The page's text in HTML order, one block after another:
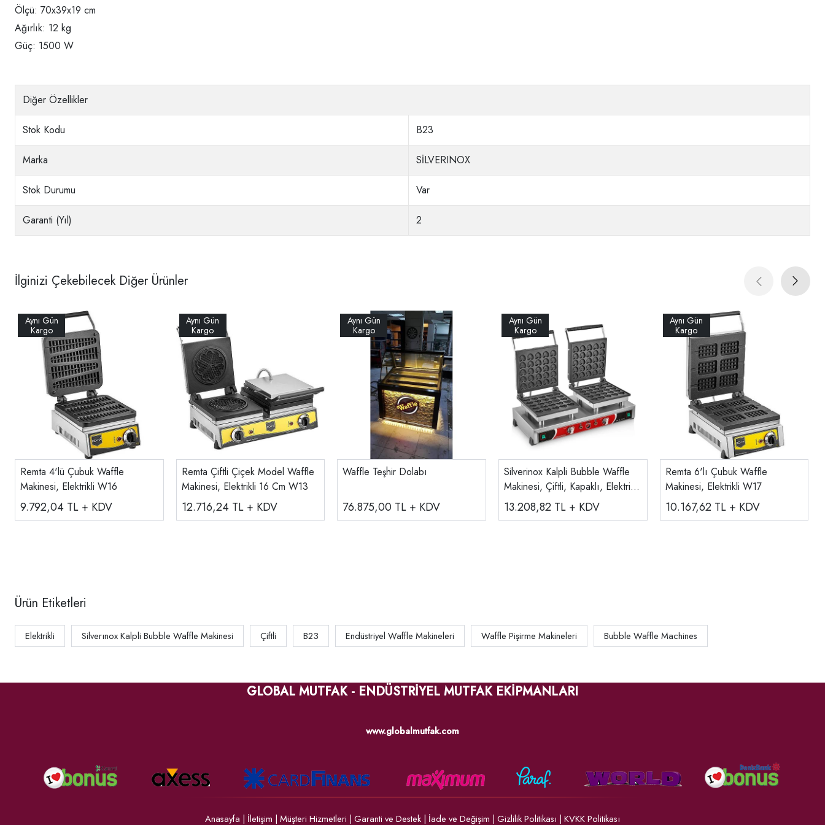
Ölçü: 70x39x19 cm
Ağırlık: 12 kg
Güç: 1500 W
Diğer Özellikler
Stok Kodu B23
Marka SİLVERINOX
Stok Durumu Var
Garanti (Yıl) 2
İlginizi Çekebilecek Diğer Ürünler
Remta 4'lü Çubuk Waffle
Makinesi, Elektrikli W16
9.792,04 TL + KDV
Remta Çiftli Çiçek Model Waffle
Makinesi, Elektrikli 16 Cm W13
12.716,24 TL + KDV
Waffle Teşhir Dolabı
76.875,00 TL + KDV
Silverinox Kalpli Bubble Waffle
Makinesi, Çiftli, Kapaklı, Elektrikli,
B22
13.208,82 TL + KDV
Remta 6'lı Çubuk Waffle
Makinesi, Elektrikli W17
10.167,62 TL + KDV
Ürün Etiketleri
Elektrikli Silverınox Kalpli Bubble Waffle Makinesi Çiftli B23 Endüstriyel Waffle Makineleri Waffle Pişirme Makineleri Bubble Waffle Machines
GLOBAL MUTFAK - ENDÜSTRİYEL MUTFAK EKİPMANLARI
www.globalmutfak.com
Anasayfa | İletişim | Müşteri Hizmetleri | Garanti ve Destek | İade ve Değişim | Gizlilik Politikası | KVKK Politikası